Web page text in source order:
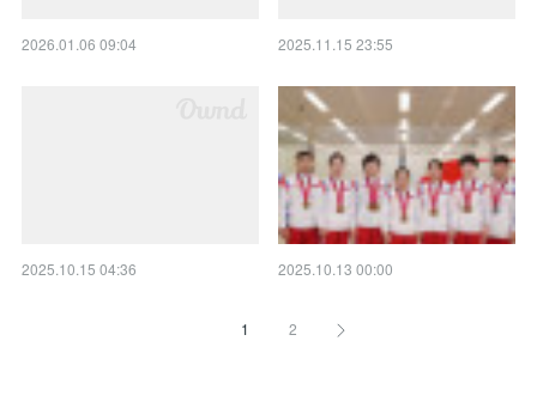
2026.01.06 09:04 2025.11.15 23:55
2025.10.15 04:36 2025.10.13 00:00
1 2